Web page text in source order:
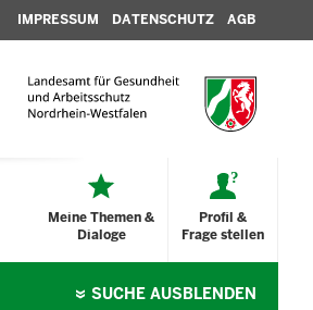
IMPRESSUM DATENSCHUTZ AGB
Profil &
Frage stellen
Meine Themen &
Dialoge
SUCHE AUSBLENDEN